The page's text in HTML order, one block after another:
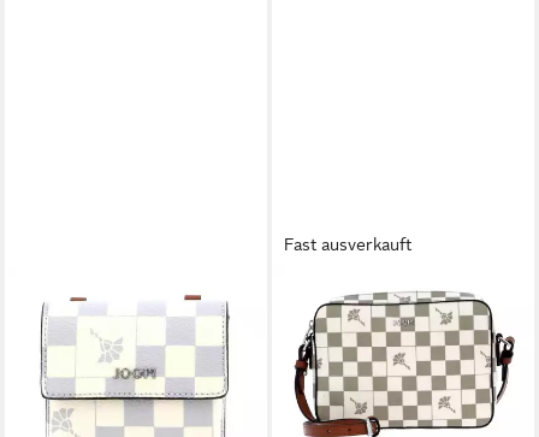
Handytasche Cortina Piazza
31,98 €
UVP79,95 €
-60%
lieferbar - in 2-3 Werktagen bei dir
Fast ausverkauft
Umhängetasche Cortina
Piazza
51,98 € UVP129,95 €
-60%
lieferbar - in 2-3 Werktagen bei dir